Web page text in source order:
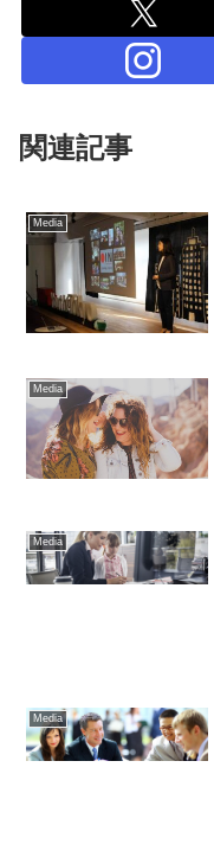
関連記事
Media
Media
Media
Media